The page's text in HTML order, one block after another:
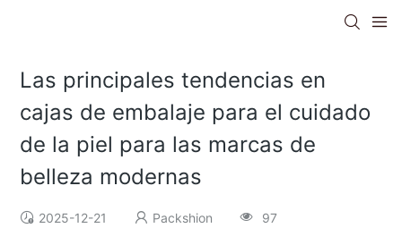
Las principales tendencias en
cajas de embalaje para el cuidado
de la piel para las marcas de
belleza modernas
2025-12-21 Packshion 97